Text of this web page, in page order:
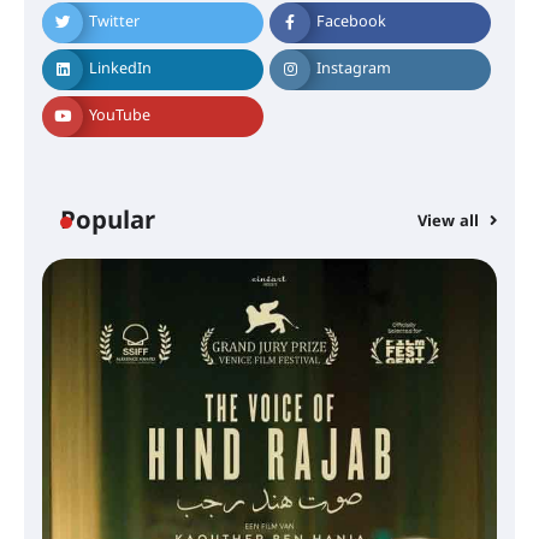
Twitter Facebook
LinkedIn Instagram
YouTube
Popular View all
സെന്റ് ജോസഫ്സ് കോളജ്
കോമേഴ്‌സ് അസോസിയേഷന്
തുടക്കമായി